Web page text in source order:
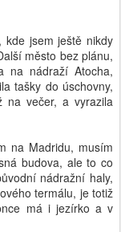
kde jsem ještě nikdy
město bez plánu,
na nádraží Atocha,
tašky do úschovny,
na večer, a vyrazila
na Madridu, musím
budova, ale to co
nádražní haly,
termálu, je totiž
má i jezírko a v